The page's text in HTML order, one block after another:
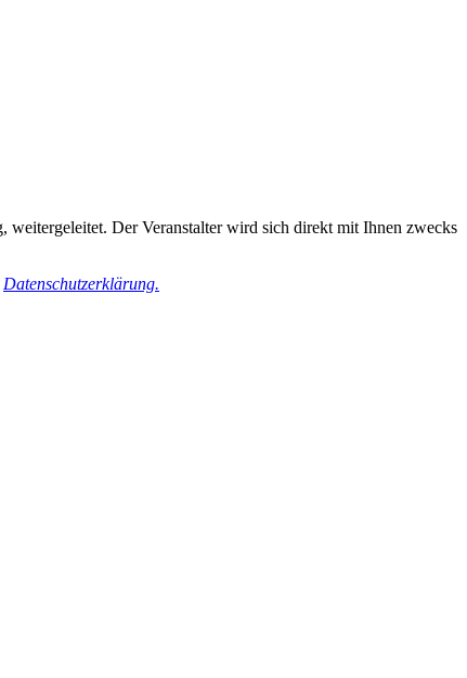
weitergeleitet. Der Veranstalter wird sich direkt mit Ihnen zwecks
Datenschutzerklärung.